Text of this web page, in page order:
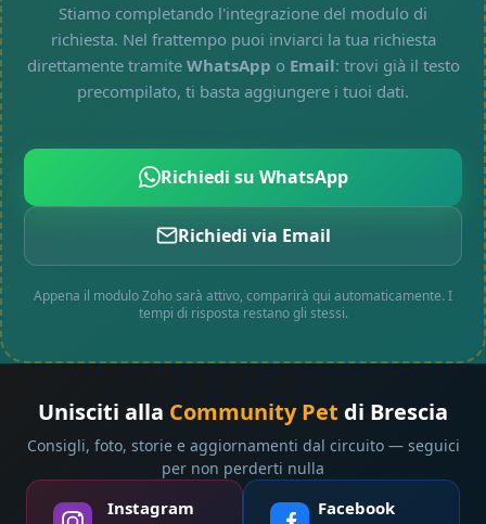
Stiamo completando l'integrazione del modulo di
richiesta. Nel frattempo puoi inviarci la tua richiesta
direttamente tramite WhatsApp o Email: trovi già il testo
precompilato, ti basta aggiungere i tuoi dati.
Richiedi su WhatsApp
Richiedi via Email
Appena il modulo Zoho sarà attivo, comparirà qui automaticamente. I
tempi di risposta restano gli stessi.
Unisciti alla Community Pet di Brescia
Consigli, foto, storie e aggiornamenti dal circuito — seguici
per non perderti nulla
Instagram Facebook